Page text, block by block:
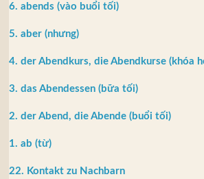
6. abends (vào buổi tối)
5. aber (nhưng)
4. der Abendkurs, die Abendkurse (khóa
3. das Abendessen (bữa tối)
2. der Abend, die Abende (buổi tối)
1. ab (từ)
22. Kontakt zu Nachbarn